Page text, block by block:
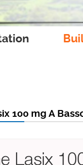
100 mg A
Lasix